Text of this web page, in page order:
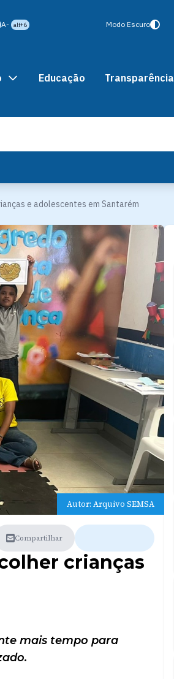
A- alt+6 Modo Escuro
Educação Transparência
e adolescentes em Santarém
Autor: Arquivo SEMSA
Compartilhar
crianças
mais tempo para